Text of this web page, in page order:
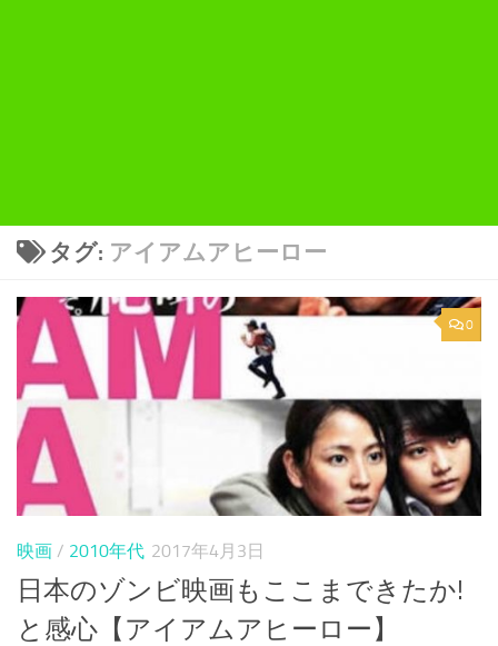
タグ: アイアムアヒーロー
0
映画 / 2010年代 2017年4月3日
日本のゾンビ映画もここまできたか!
と感心【アイアムアヒーロー】